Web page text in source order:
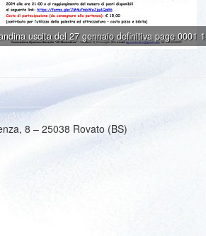
uscita del 27 gennaio definitiva page 0001 1
8 – 25038 Rovato (BS)